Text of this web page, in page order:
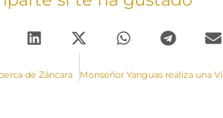
de Záncara